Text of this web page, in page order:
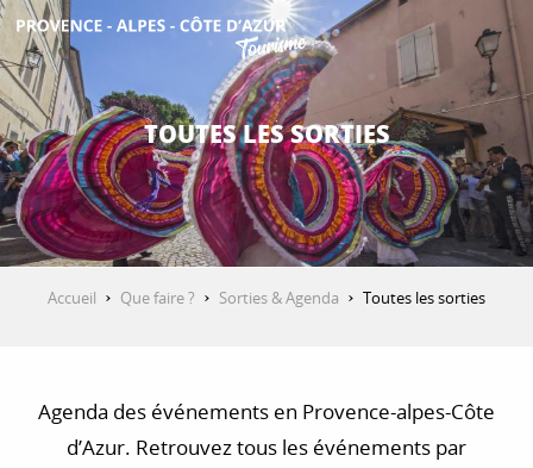
Aller
contenu
principal
DÉCOUVRIR
QUE FAIRE ?
SÉJOURNER
TOUTES LES SORTIES
Accueil Que faire ? Sorties & Agenda Toutes les sorties
Agenda des événements en Provence-alpes-Côte
d’Azur. Retrouvez tous les événements par